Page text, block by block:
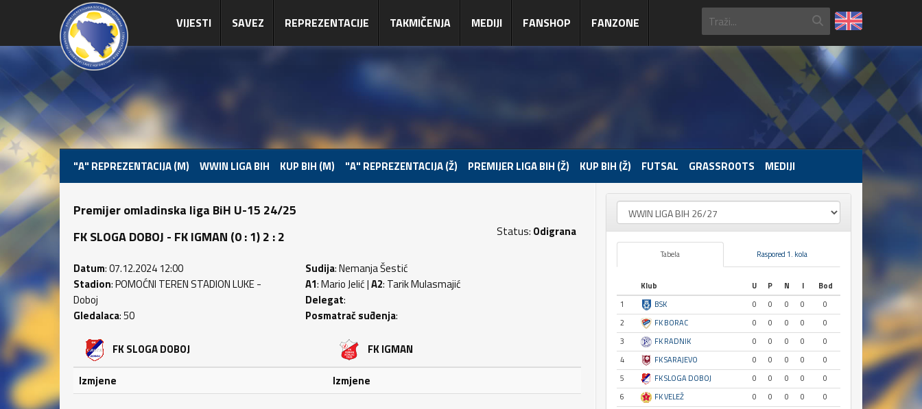
VIJESTI SAVEZ REPREZENTACIJE TAKMIČENJA MEDIJI FANSHOP FANZONE
"A" REPREZENTACIJA (M) WWIN LIGA BIH KUP BIH (M) "A" REPREZENTACIJA (Ž) PREMIJER LIGA BIH (Ž) KUP BIH (Ž) FUTSAL GRASSROOTS MEDIJI
Premijer omladinska liga BiH U-15 24/25
FK SLOGA DOBOJ - FK IGMAN (0 : 1) 2 : 2
Status: Odigrana
Datum: 07.12.2024 12:00
Stadion: POMOĆNI TEREN STADION LUKE -
Doboj
Gledalaca: 50
Sudija: Nemanja Šestić
A1: Mario Jelić |A2: Tarik Mulasmajić
Delegat:
Posmatrač suđenja:
FK SLOGA DOBOJ
Izmjene
FK IGMAN
Izmjene
Tabela Raspored 1. kola
Klub U P N I
Bod
1
BSK 0 0 0 0
0
2
FK BORAC 0 0 0 0
0
3
FK RADNIK 0 0 0 0
0
4
FK SARAJEVO 0 0 0 0
0
5
FK SLOGA DOBOJ 0 0 0 0
0
6
FK VELEŽ 0 0 0 0
0